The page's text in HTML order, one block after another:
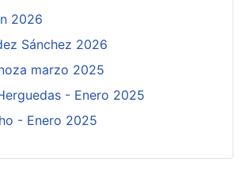
2026
Sánchez 2026
marzo 2025
- Enero 2025
- Enero 2025